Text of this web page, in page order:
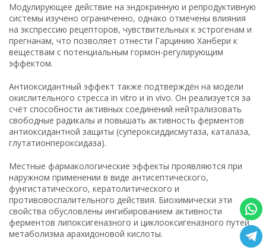
Модулирующее действие на эндокринную и репродуктивную
системы изучено ограниченно, однако отмечены влияния
на экспрессию рецепторов, чувствительных к эстрогенам и
прегнанам, что позволяет отнести Гарцинию Ханбери к
веществам с потенциальным гормон-регулирующим
эффектом.
Антиоксидантный эффект также подтверждён на модели
окислительного стресса in vitro и in vivo. Он реализуется за
счёт способности активных соединений нейтрализовать
свободные радикалы и повышать активность ферментов
антиоксидантной защиты (супероксиддисмутаза, каталаза,
глутатионпероксидаза).
Местные фармакологические эффекты проявляются при
наружном применении в виде антисептического,
фунгистатического, кератолитического и
противовоспалительного действия. Биохимически эти
свойства обусловлены ингибированием активности
ферментов липоксигеназного и циклооксигеназного путей
метаболизма арахидоновой кислоты.